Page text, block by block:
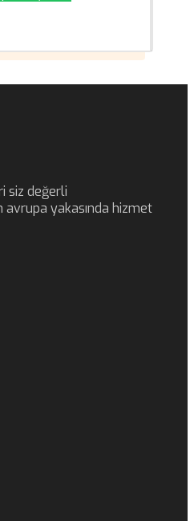
siz değerli
yakasında hizmet